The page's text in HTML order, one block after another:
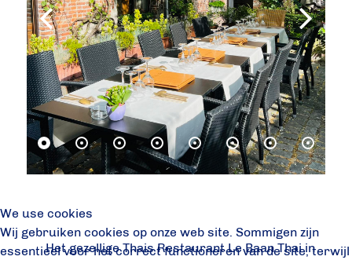
Het gezellige Thais Restaurant Le Baan Thai in
We use cookies
Wij gebruiken cookies op onze web site. Sommigen zijn
essentieel voor het correct functioneren van de site, terwijl